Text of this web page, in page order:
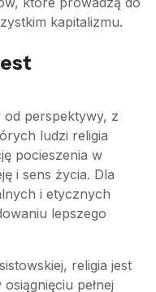
kapitalizmu.
od perspektywy, z
ludzi religia
pocieszenia w
i sens życia. Dla
i etycznych
lepszego
religia jest
pełnej